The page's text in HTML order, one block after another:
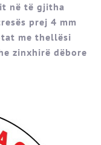
në të gjitha
prej 4 mm
me thellësi
zinxhirë dëbore